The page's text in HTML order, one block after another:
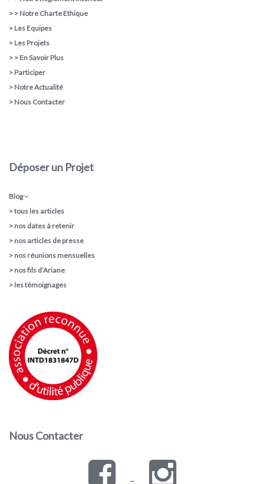
> > Notre Charte Ethique
> Les Equipes
> Les Projets
> > En Savoir Plus
> Participer
> Notre Actualité
> Nous Contacter
Déposer un Projet
Blog
>tous les articles
> nos dates à retenir
> nos articles de presse
> nos réunions mensuelles
> nos fils d’Ariane
> les témoignages
Nous Contacter
–